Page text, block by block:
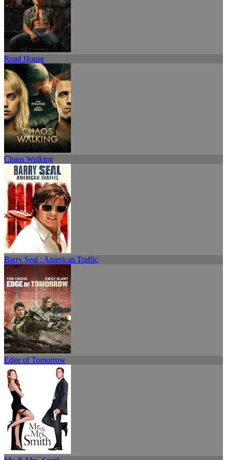
Road House
Chaos Walking
Barry Seal : American Traffic
Edge of Tomorrow